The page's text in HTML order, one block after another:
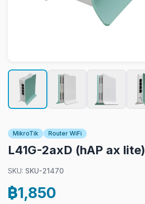
MikroTik Router WiFi
L41G-2axD (hAP ax lite)
SKU: SKU-21470
฿1,850